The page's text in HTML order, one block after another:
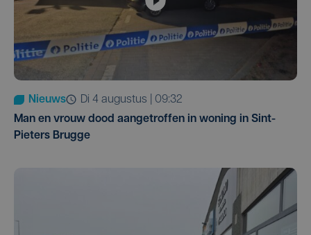
Nieuws
di 4 augustus | 09:32
Man en vrouw dood aangetroffen in woning in Sint-
Pieters Brugge